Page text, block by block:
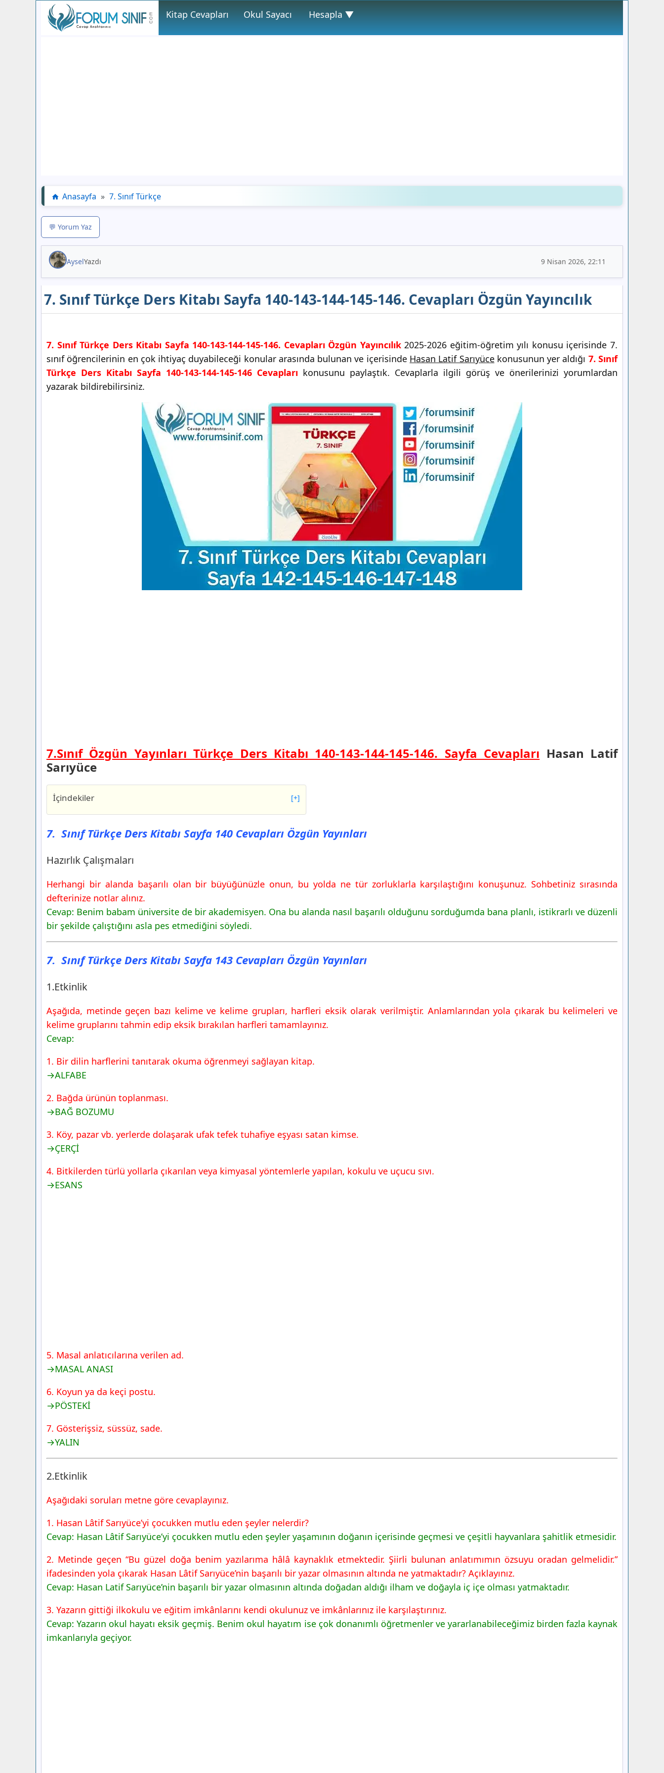
Kitap Cevapları Okul Sayacı Hesapla ▼
Anasayfa » 7. Sınıf Türkçe
💬 Yorum Yaz
AyselYazdı 9 Nisan 2026, 22:11
7. Sınıf Türkçe Ders Kitabı Sayfa 140-143-144-145-146. Cevapları Özgün Yayıncılık
7. Sınıf Türkçe Ders Kitabı Sayfa 140-143-144-145-146. Cevapları Özgün Yayıncılık2025-2026 eğitim-öğretim yılı konusu içerisinde 7.
sınıf öğrencilerinin en çok ihtiyaç duyabileceği konular arasında bulunan ve içerisinde Hasan Latif Sarıyücekonusunun yer aldığı 7. Sınıf
Türkçe Ders Kitabı Sayfa 140-143-144-145-146 Cevapları konusunu paylaştık. Cevaplarla ilgili görüş ve önerilerinizi yorumlardan
yazarak bildirebilirsiniz.
7.Sınıf Özgün Yayınları Türkçe Ders Kitabı 140-143-144-145-146. Sayfa Cevapları Hasan Latif
Sarıyüce
İçindekiler [+]
7. Sınıf Türkçe Ders Kitabı Sayfa 140 Cevapları Özgün
Yayınları
Hazırlık Çalışmaları
7. Sınıf Türkçe Ders Kitabı Sayfa 143 Cevapları Özgün
Yayınları
1.Etkinlik
2.Etkinlik
7. Sınıf Türkçe Ders Kitabı Sayfa 144 Cevapları Özgün
Yayınları
7. Sınıf Türkçe Ders Kitabı Sayfa 145 Cevapları Özgün
5.Etkinlik
7. Sınıf Türkçe Ders Kitabı Sayfa 146 Cevapları Özgün
Yayınları
Gelecek Derse Hazırlık
7. Sınıf Türkçe Ders Kitabı Sayfa 140 Cevapları Özgün Yayınları
Hazırlık Çalışmaları
Herhangi bir alanda başarılı olan bir büyüğünüzle onun, bu yolda ne tür zorluklarla karşılaştığını konuşunuz. Sohbetiniz sırasında
defterinize notlar alınız.
Cevap: Benim babam üniversite de bir akademisyen. Ona bu alanda nasıl başarılı olduğunu sorduğumda bana planlı, istikrarlı ve düzenli
bir şekilde çalıştığını asla pes etmediğini söyledi.
7. Sınıf Türkçe Ders Kitabı Sayfa 143 Cevapları Özgün Yayınları
1.Etkinlik
Aşağıda, metinde geçen bazı kelime ve kelime grupları, harfleri eksik olarak verilmiştir. Anlamlarından yola çıkarak bu kelimeleri ve
kelime gruplarını tahmin edip eksik bırakılan harfleri tamamlayınız.
Cevap:
1. Bir dilin harflerini tanıtarak okuma öğrenmeyi sağlayan kitap.
→ALFABE
2. Bağda ürünün toplanması.
→BAĞ BOZUMU
3. Köy, pazar vb. yerlerde dolaşarak ufak tefek tuhafiye eşyası satan kimse.
→ÇERÇİ
4. Bitkilerden türlü yollarla çıkarılan veya kimyasal yöntemlerle yapılan, kokulu ve uçucu sıvı.
→ESANS
5. Masal anlatıcılarına verilen ad.
→MASAL ANASI
6. Koyun ya da keçi postu.
→PÖSTEKİ
7. Gösterişsiz, süssüz, sade.
→YALIN
2.Etkinlik
Aşağıdaki soruları metne göre cevaplayınız.
1. Hasan Lâtif Sarıyüce’yi çocukken mutlu eden şeyler nelerdir?
Cevap: Hasan Lâtif Sarıyüce’yi çocukken mutlu eden şeyler yaşamının doğanın içerisinde geçmesi ve çeşitli hayvanlara şahitlik etmesidir.
2. Metinde geçen “Bu güzel doğa benim yazılarıma hâlâ kaynaklık etmektedir. Şiirli bulunan anlatımımın özsuyu oradan gelmelidir.”
ifadesinden yola çıkarak Hasan Lâtif Sarıyüce’nin başarılı bir yazar olmasının altında ne yatmaktadır? Açıklayınız.
Cevap: Hasan Latif Sarıyüce’nin başarılı bir yazar olmasının altında doğadan aldığı ilham ve doğayla iç içe olması yatmaktadır.
3. Yazarın gittiği ilkokulu ve eğitim imkânlarını kendi okulunuz ve imkânlarınız ile karşılaştırınız.
Cevap: Yazarın okul hayatı eksik geçmiş. Benim okul hayatım ise çok donanımlı öğretmenler ve yararlanabileceğimiz birden fazla kaynak
imkanlarıyla geçiyor.